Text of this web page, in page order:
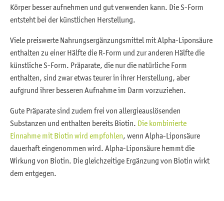
Körper besser aufnehmen und gut verwenden kann. Die S-Form
entsteht bei der künstlichen Herstellung.
Viele preiswerte Nahrungsergänzungsmittel mit Alpha-Liponsäure
enthalten zu einer Hälfte die R-Form und zur anderen Hälfte die
künstliche S-Form. Präparate, die nur die natürliche Form
enthalten, sind zwar etwas teurer in ihrer Herstellung, aber
aufgrund ihrer besseren Aufnahme im Darm vorzuziehen.
Gute Präparate sind zudem frei von allergieauslösenden
Substanzen und enthalten bereits Biotin. Die kombinierte
Einnahme mit Biotin wird empfohlen, wenn Alpha-Liponsäure
dauerhaft eingenommen wird. Alpha-Liponsäure hemmt die
Wirkung von Biotin. Die gleichzeitige Ergänzung von Biotin wirkt
dem entgegen.